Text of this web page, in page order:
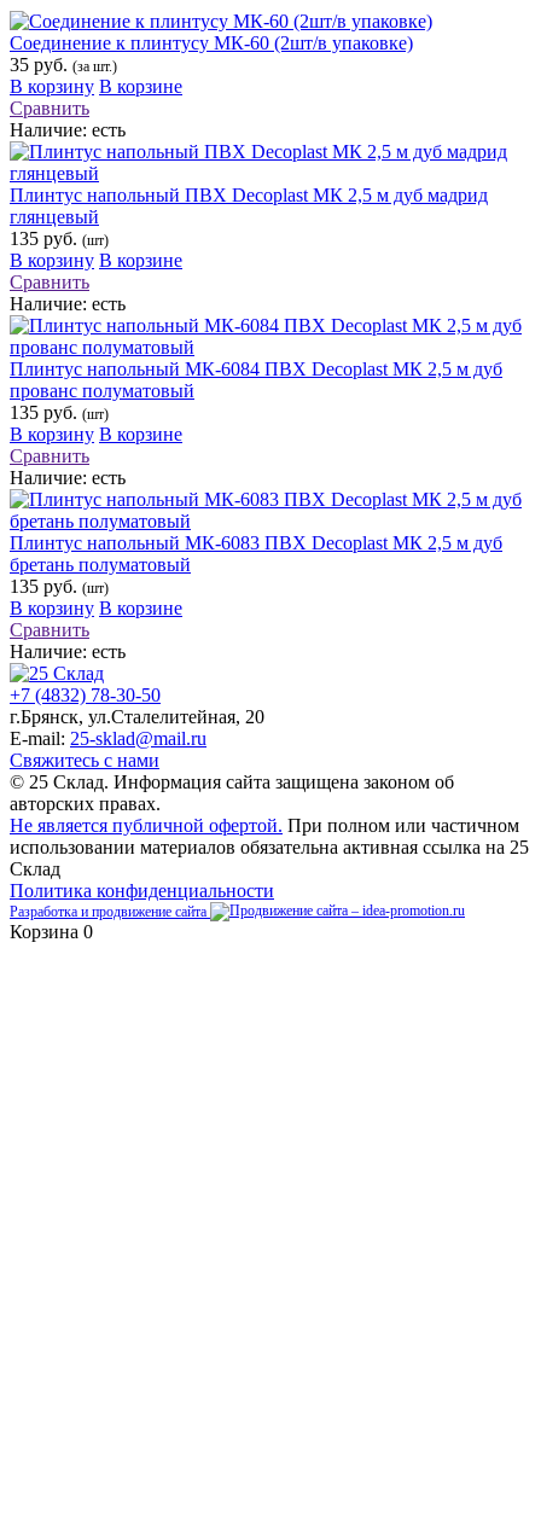
Соединение к плинтусу МК-60 (2шт/в упаковке)
35 руб. (за шт.)
В корзину В корзине
Сравнить
Наличие: есть
Плинтус напольный ПВХ Decoplast МК 2,5 м дуб мадрид
глянцевый
135 руб. (шт)
В корзину В корзине
Сравнить
Наличие: есть
Плинтус напольный МК-6084 ПВХ Decoplast МК 2,5 м дуб
прованс полуматовый
135 руб. (шт)
В корзину В корзине
Сравнить
Наличие: есть
Плинтус напольный МК-6083 ПВХ Decoplast МК 2,5 м дуб
бретань полуматовый
135 руб. (шт)
В корзину В корзине
Сравнить
Наличие: есть
+7 (4832) 78-30-50
г.Брянск, ул.Сталелитейная, 20
E-mail: 25-sklad@mail.ru
Свяжитесь с нами
© 25 Склад. Информация сайта защищена законом об
авторских правах.
Не является публичной офертой. При полном или частичном
использовании материалов обязательна активная ссылка на 25
Склад
Политика конфиденциальности
Разработка и продвижение сайта
Корзина 0